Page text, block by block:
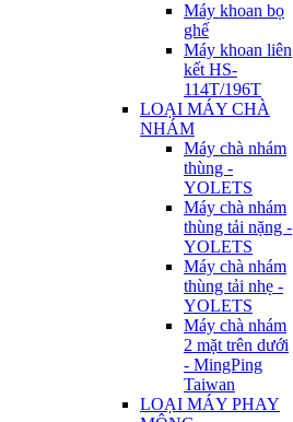
Máy khoan bọ
ghế
Máy khoan liên
kết HS-
114T/196T
LOẠI MÁY CHÀ
NHÁM
Máy chà nhám
thùng -
YOLETS
Máy chà nhám
thùng tải nặng -
YOLETS
Máy chà nhám
thùng tải nhẹ -
YOLETS
Máy chà nhám
2 mặt trên dưới
- MingPing
Taiwan
LOẠI MÁY PHAY